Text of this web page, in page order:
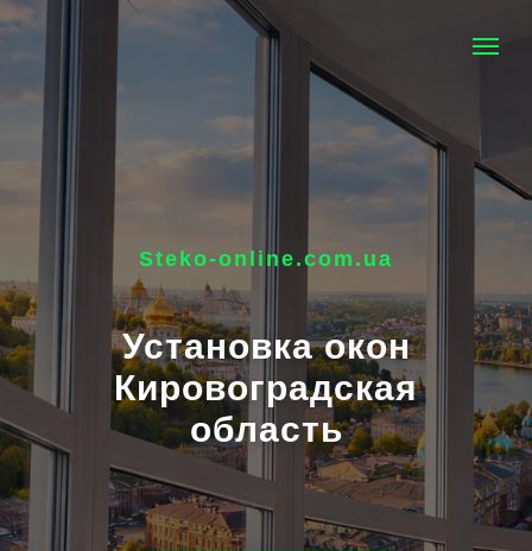
Steko-online.com.ua
Установка окон
Кировоградская
область